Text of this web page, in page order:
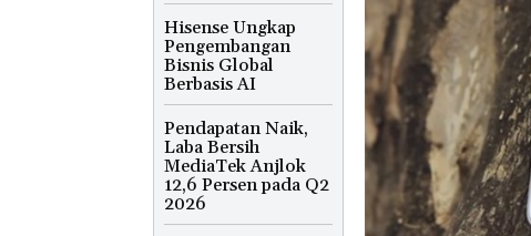
Hisense Ungkap
Pengembangan
Bisnis Global
Berbasis AI
Pendapatan Naik,
Laba Bersih
MediaTek Anjlok
12,6 Persen pada Q2
2026